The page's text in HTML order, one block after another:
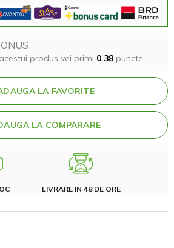
produs vei primi 0.38 puncte
LA FAVORITE
LA COMPARARE
LIVRARE IN 48 DE ORE